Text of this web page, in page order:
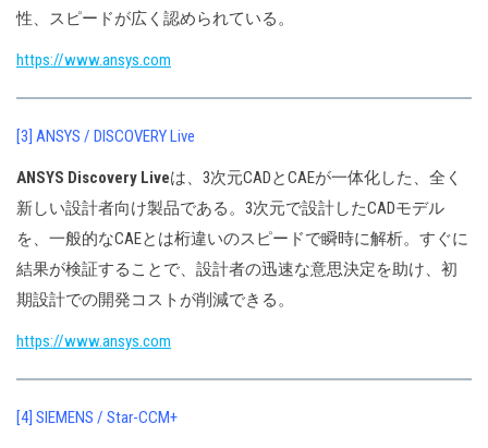
性、スピードが広く認められている。
https://www.ansys.com
[3] ANSYS / DISCOVERY Live
ANSYS Discovery Liveは、3次元CADとCAEが一体化した、全く
新しい設計者向け製品である。3次元で設計したCADモデル
を、一般的なCAEとは桁違いのスピードで瞬時に解析。すぐに
結果が検証することで、設計者の迅速な意思決定を助け、初
期設計での開発コストが削減できる。
https://www.ansys.com
[4] SIEMENS / Star-CCM+